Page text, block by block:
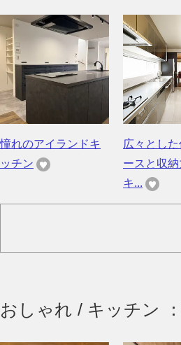
憧れのアイランドキ
ッチン
広々とし
ースと収
キ...
おしゃれ / キッチン